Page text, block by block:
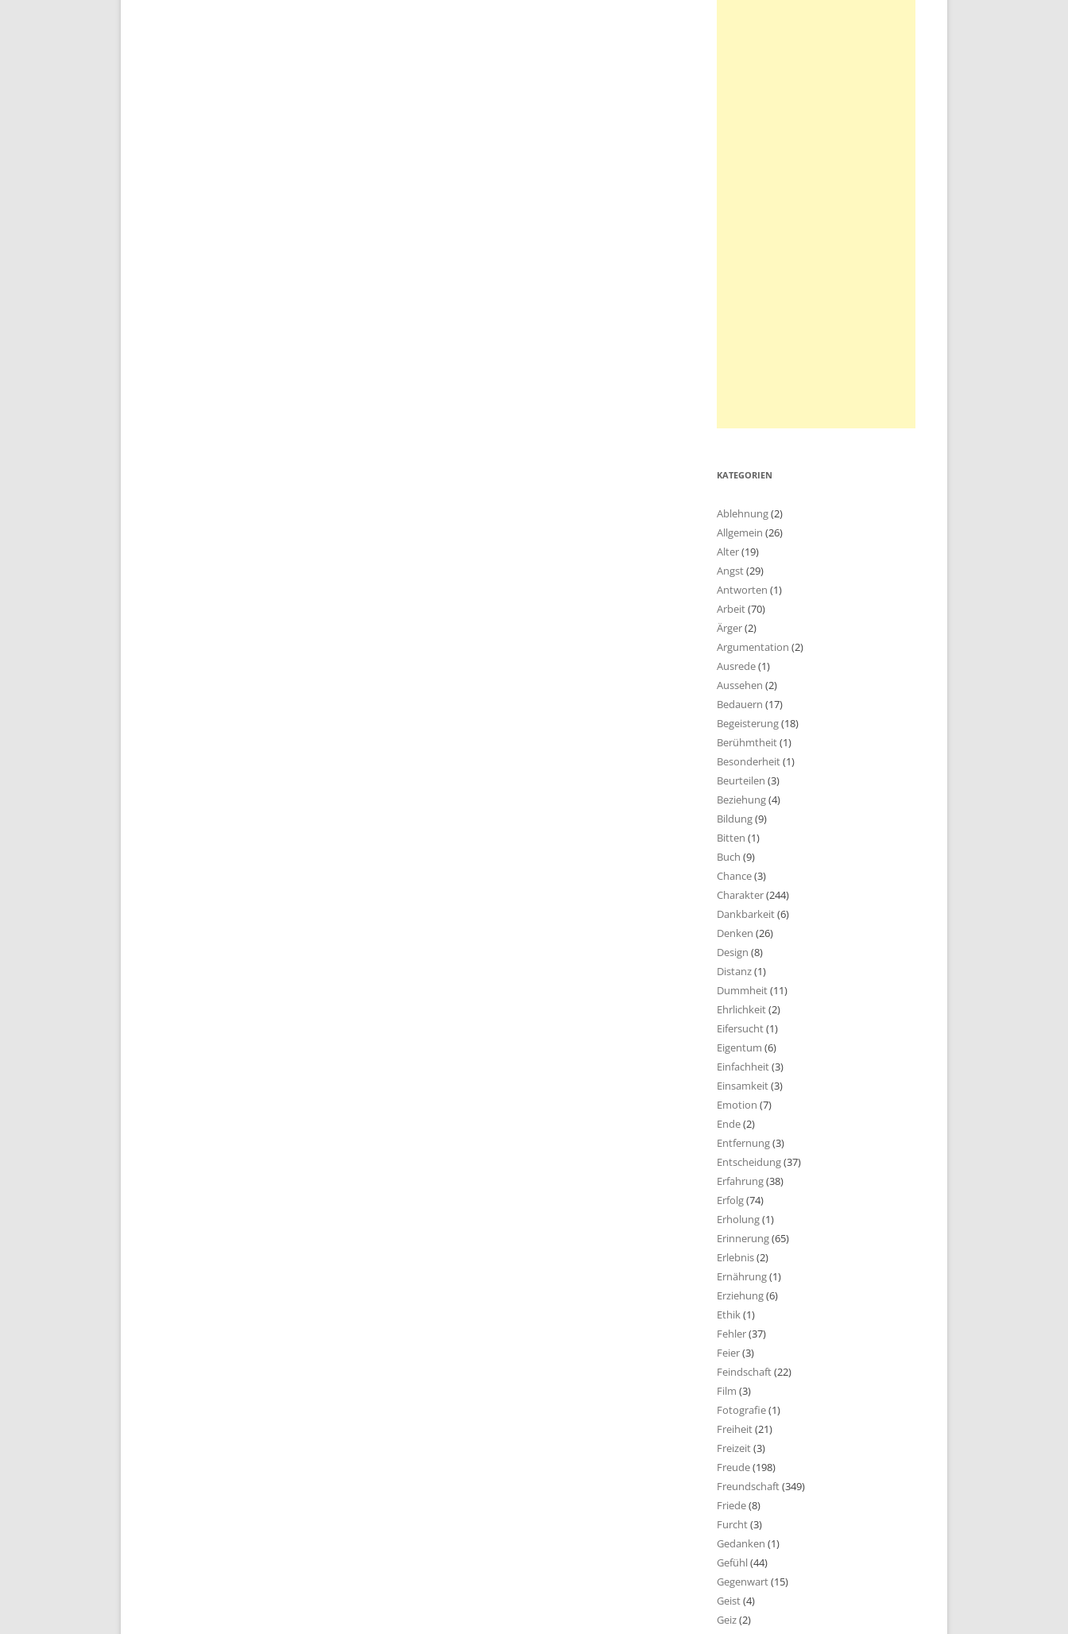
KATEGORIEN
Ablehnung(2)
Allgemein (26)
Alter(19)
Angst(29)
Antworten (1)
Arbeit(70)
Ärger(2)
Argumentation (2)
Ausrede(1)
Aussehen (2)
Bedauern (17)
Begeisterung(18)
Berühmtheit(1)
Besonderheit(1)
Beurteilen (3)
Beziehung(4)
Bildung(9)
Bitten (1)
Buch (9)
Chance(3)
Charakter(244)
Dankbarkeit(6)
Denken (26)
Design (8)
Distanz(1)
Dummheit(11)
Ehrlichkeit(2)
Eifersucht(1)
Eigentum (6)
Einfachheit(3)
Einsamkeit(3)
Emotion (7)
Ende(2)
Entfernung(3)
Entscheidung(37)
Erfahrung(38)
Erfolg(74)
Erholung(1)
Erinnerung(65)
Erlebnis(2)
Ernährung(1)
Erziehung(6)
Ethik(1)
Fehler(37)
Feier(3)
Feindschaft(22)
Film (3)
Fotografie(1)
Freiheit(21)
Freizeit(3)
Freude(198)
Freundschaft(349)
Friede(8)
Furcht(3)
Gedanken (1)
Gefühl(44)
Gegenwart(15)
Geist(4)
Geiz(2)